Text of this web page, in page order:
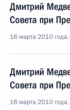
Дмитрий
Совета при
16 марта 2010
Дмитрий
Совета при
16 марта 2010